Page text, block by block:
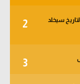
2
سيخلد
3